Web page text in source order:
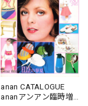
anan CATALOGUE
ananアンアン臨時増